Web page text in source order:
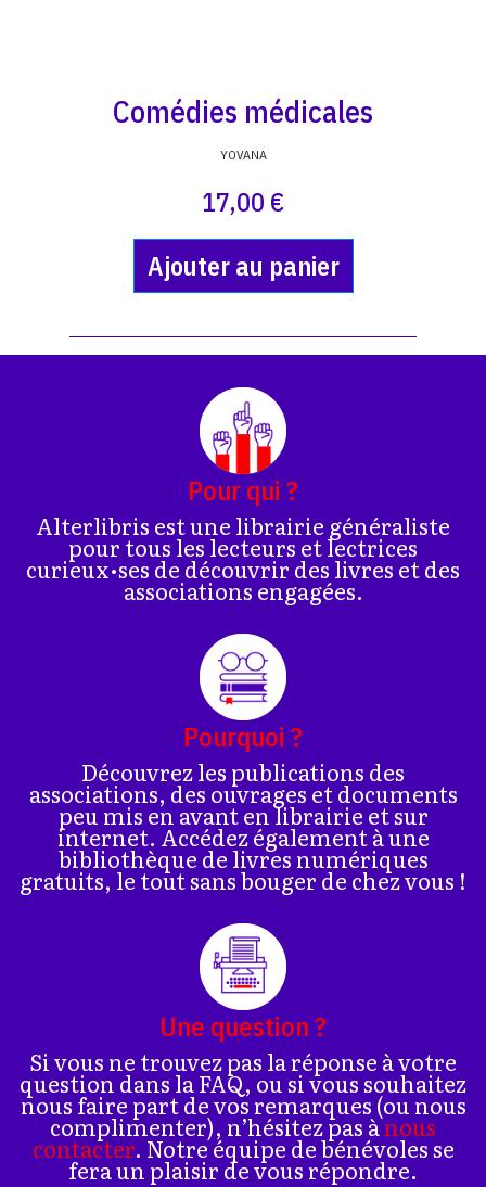
Comédies médicales
YOVANA
17,00 €
Ajouter au panier
Pour qui ?
Alterlibris est une librairie généraliste
pour tous les lecteurs et lectrices
curieux•ses de découvrir des livres et des
associations engagées.
Pourquoi ?
Découvrez les publications des
associations, des ouvrages et documents
peu mis en avant en librairie et sur
internet. Accédez également à une
bibliothèque de livres numériques
gratuits, le tout sans bouger de chez vous !
Une question ?
Si vous ne trouvez pas la réponse à votre
question dans la FAQ, ou si vous souhaitez
nous faire part de vos remarques (ou nous
complimenter), n’hésitez pas ànous
contacter. Notre équipe de bénévoles se
fera un plaisir de vous répondre.